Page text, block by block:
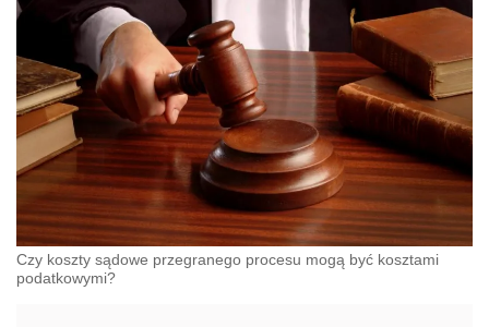
Czy koszty sądowe przegranego procesu mogą być kosztami
podatkowymi?